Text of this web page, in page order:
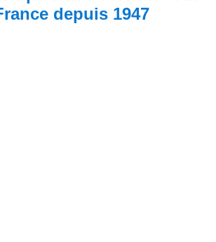
depuis 1947